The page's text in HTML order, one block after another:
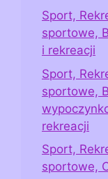
Sport,
sportowe,
i rekreacji
Sport,
sportowe,
rekreacji
Sport,
sportowe,